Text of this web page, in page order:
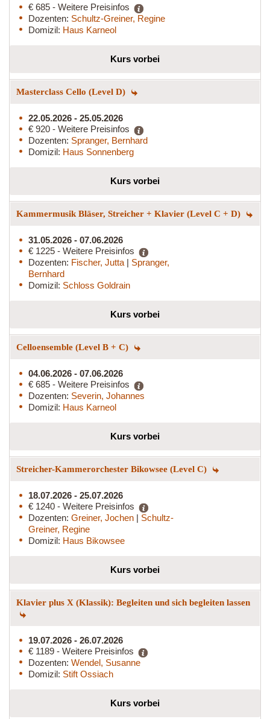
€ 685 - Weitere Preisinfos
Dozenten: Schultz-Greiner, Regine
Domizil: Haus Karneol
Kurs vorbei
Masterclass Cello (Level D)
22.05.2026 - 25.05.2026
€ 920 - Weitere Preisinfos
Dozenten: Spranger, Bernhard
Domizil: Haus Sonnenberg
Kurs vorbei
Kammermusik Bläser, Streicher + Klavier (Level C + D)
31.05.2026 - 07.06.2026
€ 1225 - Weitere Preisinfos
Dozenten: Fischer, Jutta | Spranger,
Bernhard
Domizil: Schloss Goldrain
Kurs vorbei
Celloensemble (Level B + C)
04.06.2026 - 07.06.2026
€ 685 - Weitere Preisinfos
Dozenten: Severin, Johannes
Domizil: Haus Karneol
Kurs vorbei
Streicher-Kammerorchester Bikowsee (Level C)
18.07.2026 - 25.07.2026
€ 1240 - Weitere Preisinfos
Dozenten: Greiner, Jochen | Schultz-
Greiner, Regine
Domizil: Haus Bikowsee
Kurs vorbei
Klavier plus X (Klassik): Begleiten und sich begleiten lassen
19.07.2026 - 26.07.2026
€ 1189 - Weitere Preisinfos
Dozenten: Wendel, Susanne
Domizil: Stift Ossiach
Kurs vorbei